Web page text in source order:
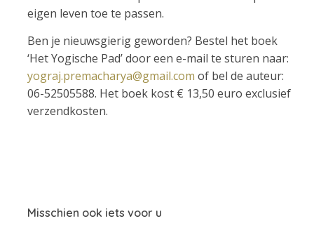
eigen leven toe te passen.
Ben je nieuwsgierig geworden? Bestel het boek
‘Het Yogische Pad’ door een e-mail te sturen naar:
yograj.premacharya@gmail.com of bel de auteur:
06-52505588. Het boek kost € 13,50 euro exclusief
verzendkosten.
Misschien ook iets voor u